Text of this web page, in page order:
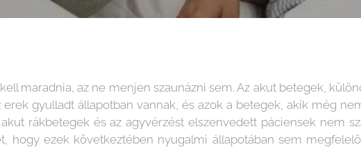
maradnia, az ne menjen szaunázni sem. Az akut betegek,
erek gyulladt állapotban vannak, és azok a betegek, akik még
rákbetegek és az agyvérzést elszenvedett páciensek nem
hogy ezek következtében nyugalmi állapotában sem